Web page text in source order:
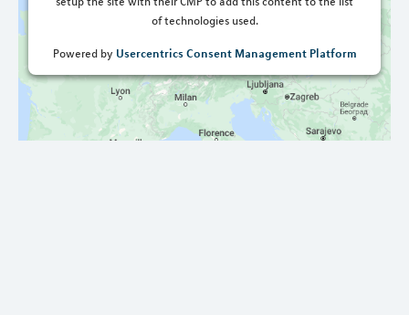
of technologies used.
Powered by Usercentrics Consent Management Platform